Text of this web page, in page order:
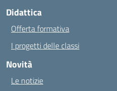
Didattica
Offerta formativa
I progetti delle classi
Novità
Le notizie